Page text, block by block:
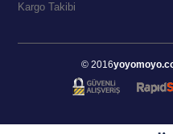
Kargo Takibi
© 2016